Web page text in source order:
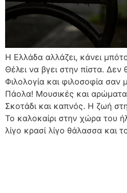
Η Ελλάδα αλλάζει, κάνει
Θέλει να βγει στην πίστα. Δεν
Φιλολογία και φιλοσοφία σαν
Πάολα! Μουσικές και
Σκοτάδι και καπνός. Η ζωή
Το καλοκαίρι στην χώρα του
λίγο κρασί λίγο θάλασσα και